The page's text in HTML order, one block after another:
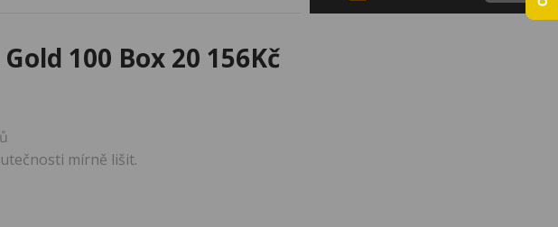
100 Box 20 156Kč
mírně lišit.